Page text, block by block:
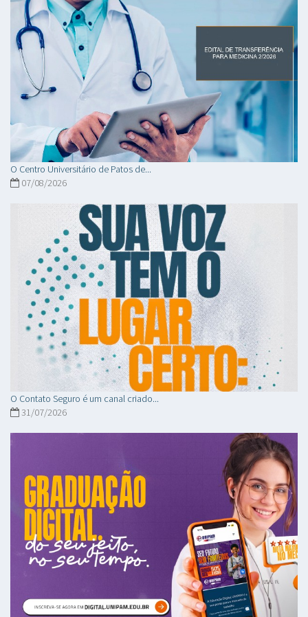
O Centro Universitário de Patos de...
07/08/2026
O Contato Seguro é um canal criado...
31/07/2026